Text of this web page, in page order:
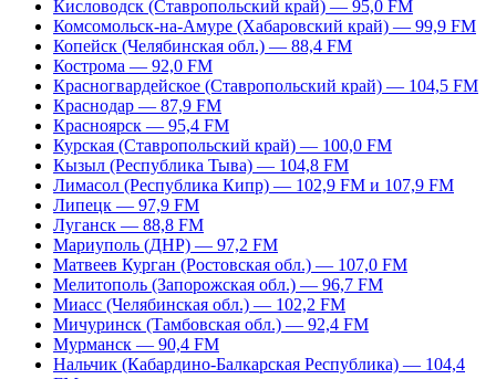
Кисловодск (Ставропольский край) — 95,0 FM
Комсомольск-на-Амуре (Хабаровский край) — 99,9 FM
Копейск (Челябинская обл.) — 88,4 FM
Кострома — 92,0 FM
Красногвардейское (Ставропольский край) — 104,5 FM
Краснодар — 87,9 FM
Красноярск — 95,4 FM
Курская (Ставропольский край) — 100,0 FM
Кызыл (Республика Тыва) — 104,8 FM
Лимасол (Республика Кипр) — 102,9 FM и 107,9 FM
Липецк — 97,9 FM
Луганск — 88,8 FM
Мариуполь (ДНР) — 97,2 FM
Матвеев Курган (Ростовская обл.) — 107,0 FM
Мелитополь (Запорожская обл.) — 96,7 FM
Миасс (Челябинская обл.) — 102,2 FM
Мичуринск (Тамбовская обл.) — 92,4 FM
Мурманск — 90,4 FM
Нальчик (Кабардино-Балкарская Республика) — 104,4